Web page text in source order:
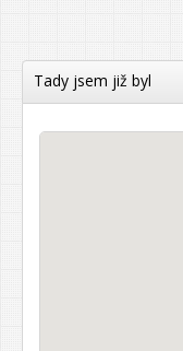
Tady jsem již byl